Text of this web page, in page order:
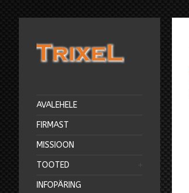
AVALEHELE
FIRMAST
MISSIOON
TOOTED
INFOPÄRING